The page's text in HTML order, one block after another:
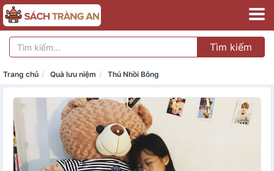
Tìm kiếm
Trang chủ Quà lưu niệm Thú Nhồi Bông